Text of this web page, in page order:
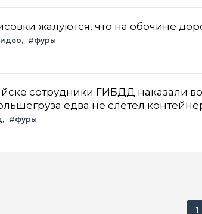
жалуются, что на обочине
#фуры
сотрудники ГИБДД наказали
едва не слетел
#фуры
1